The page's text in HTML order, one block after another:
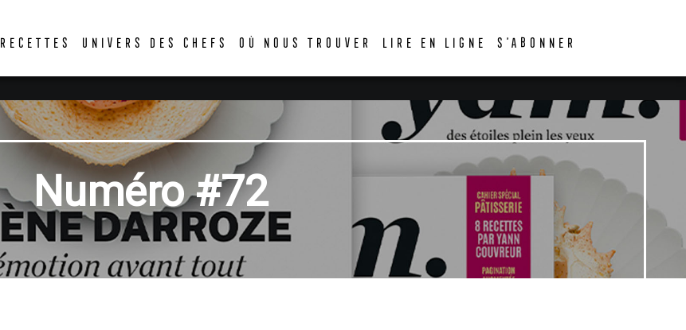
RECETTES UNIVERS DES CHEFS OÙ NOUS TROUVER LIRE EN LIGNE S’ABONNER
Numéro #72